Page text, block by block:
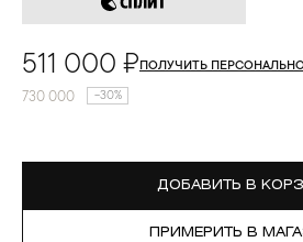
511 000 ₽ ПОЛУЧИТЬ
730 000 -30%
ДОБАВИТЬ В
ПРИМЕРИТЬ В